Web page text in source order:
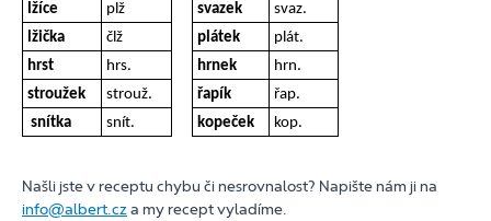
lžíce
plž svazek
svaz.
lžička
člž plátek
plát.
hrst
hrs. hrnek
hrn.
stroužek
strouž. řapík
řap.
snítka
snít. kopeček kop.
Našli jste v receptu chybu či nesrovnalost? Napište nám ji na
info@albert.cza my recept vyladíme.